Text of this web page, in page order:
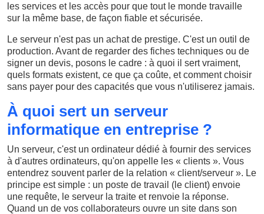
les services et les accès pour que tout le monde travaille
sur la même base, de façon fiable et sécurisée.
Le serveur n'est pas un achat de prestige. C'est un outil de
production. Avant de regarder des fiches techniques ou de
signer un devis, posons le cadre : à quoi il sert vraiment,
quels formats existent, ce que ça coûte, et comment choisir
sans payer pour des capacités que vous n'utiliserez jamais.
À quoi sert un serveur
informatique en entreprise ?
Un serveur, c'est un ordinateur dédié à fournir des services
à d'autres ordinateurs, qu'on appelle les « clients ». Vous
entendrez souvent parler de la relation « client/serveur ». Le
principe est simple : un poste de travail (le client) envoie
une requête, le serveur la traite et renvoie la réponse.
Quand un de vos collaborateurs ouvre un site dans son